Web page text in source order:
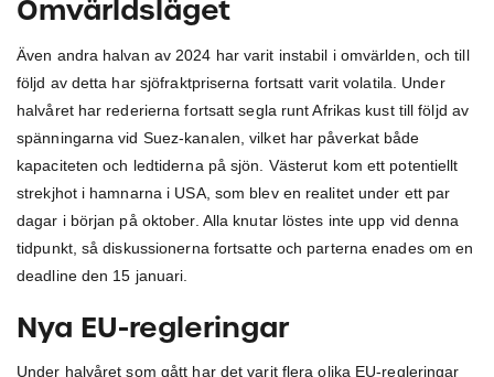
Omvärldsläget
Även andra halvan av 2024 har varit instabil i omvärlden, och till
följd av detta har sjöfraktpriserna fortsatt varit volatila. Under
halvåret har rederierna fortsatt segla runt Afrikas kust till följd av
spänningarna vid Suez-kanalen, vilket har påverkat både
kapaciteten och ledtiderna på sjön. Västerut kom ett potentiellt
strekjhot i hamnarna i USA, som blev en realitet under ett par
dagar i början på oktober. Alla knutar löstes inte upp vid denna
tidpunkt, så diskussionerna fortsatte och parterna enades om en
deadline den 15 januari.
Nya EU-regleringar
Under halvåret som gått har det varit flera olika EU-regleringar